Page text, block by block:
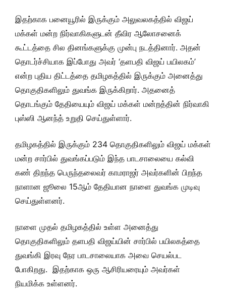
இதற்காக பனையூரில் இருக்கும் அலுவலகத்தில் விஜய்
மக்கள் மன்ற நிர்வாகிகளுடன் தீவிர ஆலோசனைக்
கூட்டத்தை சில தினங்களுக்கு முன்பு நடத்தினார். அதன்
தொடர்ச்சியாக இப்போது அவர் ‘தளபதி விஜய் பயிலகம்’
என்ற புதிய திட்டத்தை தமிழகத்தில் இருக்கும் அனைத்து
தொகுதிகளிலும் துவங்க இருக்கிறார். அதனைத்
தொடங்கும் தேதியையும் விஜய் மக்கள் மன்றத்தின் நிர்வாகி
புஸ்ஸி ஆனந்த் உறுதி செய்துள்ளார்.
தமிழகத்தில் இருக்கும் 234 தொகுதிகளிலும் விஜய் மக்கள்
மன்ற சார்பில் துவங்கப்படும் இந்த பாடசாலையை கல்வி
கண் திறந்த பெருந்தலைவர் காமராஜர் அவர்களின் பிறந்த
நாளான ஜூலை 15ஆம் தேதியான நாளை துவங்க முடிவு
செய்துள்ளனர்.
நாளை முதல் தமிழகத்தில் உள்ள அனைத்து
தொகுதிகளிலும் தளபதி விஜய்யின் சார்பில் பயிலகத்தை
துவங்கி இரவு நேர பாடசாலையாக அவை செயல்பட
போகிறது. இதற்காக ஒரு ஆசிரியரையும் அவர்கள்
நியமிக்க உள்ளனர்.